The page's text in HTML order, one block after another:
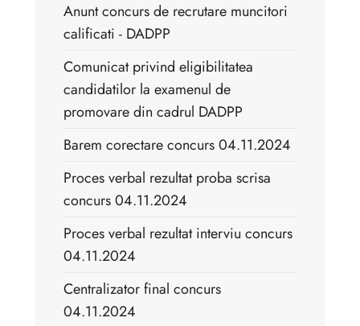
Anunt concurs de recrutare muncitori
calificati - DADPP
Comunicat privind eligibilitatea
candidatilor la examenul de
promovare din cadrul DADPP
Barem corectare concurs 04.11.2024
Proces verbal rezultat proba scrisa
concurs 04.11.2024
Proces verbal rezultat interviu concurs
04.11.2024
Centralizator final concurs
04.11.2024